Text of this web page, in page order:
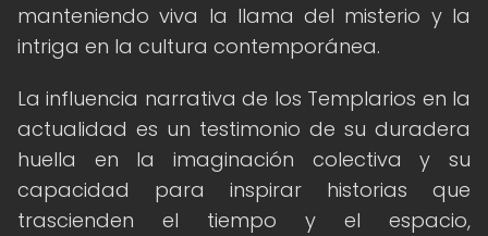
manteniendo viva la llama del misterio y la
intriga en la cultura contemporánea.
La influencia narrativa de los Templarios en la
actualidad es un testimonio de su duradera
huella en la imaginación colectiva y su
capacidad para inspirar historias que
trascienden el tiempo y el espacio,